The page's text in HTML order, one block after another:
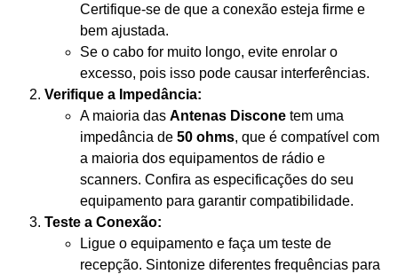
Certifique-se de que a conexão esteja firme e
bem ajustada.
Se o cabo for muito longo, evite enrolar o
excesso, pois isso pode causar interferências.
Verifique a Impedância:
A maioria das Antenas Discone tem uma
impedância de 50 ohms, que é compatível com
a maioria dos equipamentos de rádio e
scanners. Confira as especificações do seu
equipamento para garantir compatibilidade.
Teste a Conexão:
Ligue o equipamento e faça um teste de
recepção. Sintonize diferentes frequências para